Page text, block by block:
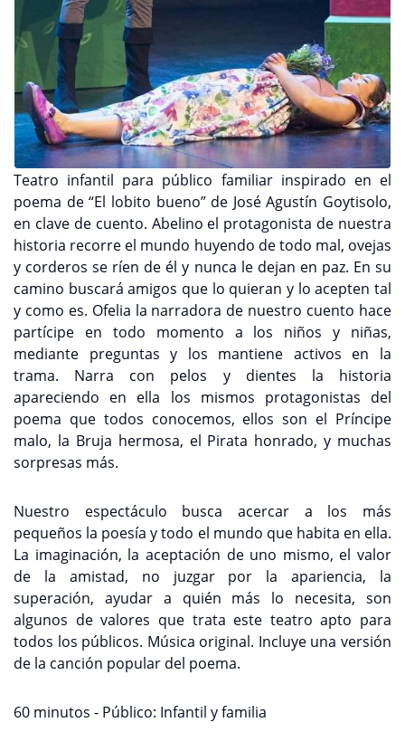
Teatro infantil para público familiar inspirado en el
poema de “El lobito bueno” de José Agustín Goytisolo,
en clave de cuento. Abelino el protagonista de nuestra
historia recorre el mundo huyendo de todo mal, ovejas
y corderos se ríen de él y nunca le dejan en paz. En su
camino buscará amigos que lo quieran y lo acepten tal
y como es. Ofelia la narradora de nuestro cuento hace
partícipe en todo momento a los niños y niñas,
mediante preguntas y los mantiene activos en la
trama. Narra con pelos y dientes la historia
apareciendo en ella los mismos protagonistas del
poema que todos conocemos, ellos son el Príncipe
malo, la Bruja hermosa, el Pirata honrado, y muchas
sorpresas más.
Nuestro espectáculo busca acercar a los más
pequeños la poesía y todo el mundo que habita en ella.
La imaginación, la aceptación de uno mismo, el valor
de la amistad, no juzgar por la apariencia, la
superación, ayudar a quién más lo necesita, son
algunos de valores que trata este teatro apto para
todos los públicos. Música original. Incluye una versión
de la canción popular del poema.
60 minutos - Público: Infantil y familia